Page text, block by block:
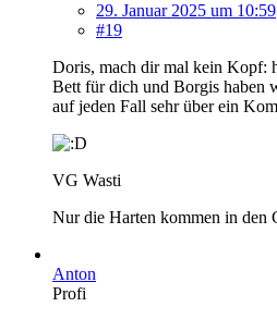
29. Januar 2025 um 10:59
#19
Doris, mach dir mal kein Kopf:
Bett für dich und Borgis haben
auf jeden Fall sehr über ein
VG Wasti
Nur die Harten kommen in den
Anton
Profi